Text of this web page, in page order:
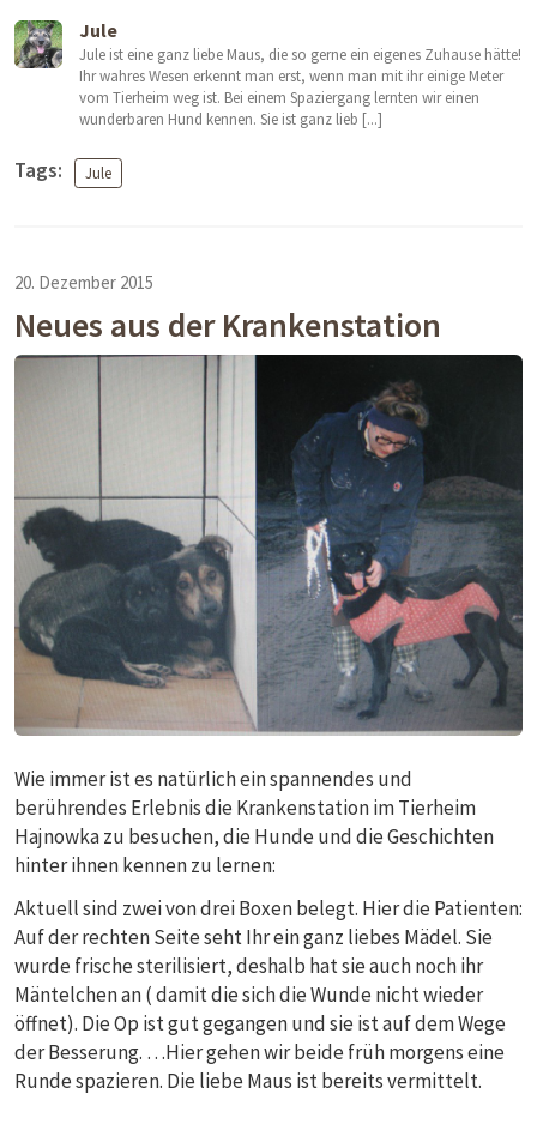
Jule
Jule ist eine ganz liebe Maus, die so gerne ein eigenes Zuhause hätte!
Ihr wahres Wesen erkennt man erst, wenn man mit ihr einige Meter
vom Tierheim weg ist. Bei einem Spaziergang lernten wir einen
wunderbaren Hund kennen. Sie ist ganz lieb [...]
Tags: Jule
20. Dezember 2015
Neues aus der Krankenstation
Wie immer ist es natürlich ein spannendes und
berührendes Erlebnis die Krankenstation im Tierheim
Hajnowka zu besuchen, die Hunde und die Geschichten
hinter ihnen kennen zu lernen:
Aktuell sind zwei von drei Boxen belegt. Hier die Patienten:
Auf der rechten Seite seht Ihr ein ganz liebes Mädel. Sie
wurde frische sterilisiert, deshalb hat sie auch noch ihr
Mäntelchen an ( damit die sich die Wunde nicht wieder
öffnet). Die Op ist gut gegangen und sie ist auf dem Wege
der Besserung. …Hier gehen wir beide früh morgens eine
Runde spazieren. Die liebe Maus ist bereits vermittelt.